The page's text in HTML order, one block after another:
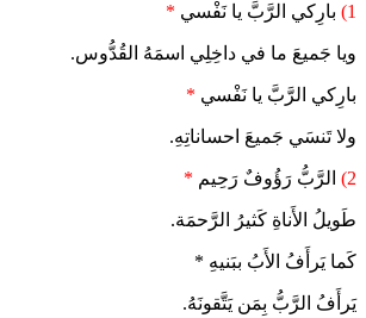
1) بارِكي الرَّبَّ يا نَفْسي *
ويا جَميعَ ما في داخِلِي اسمَهُ القُدُّوس.
بارِكي الرَّبَّ يا نَفْسي *
ولا تَنسَي جَميعَ احساناتِهِ.
2) الرَّبُّ رَؤُوفٌ رَحِيم *
طَويلُ الأَناةِ كَثيرُ الرَّحمَة.
كَما يَرأَفُ الأَبُ ببَنيهِ *
يَرأَفُ الرَّبُّ بِمَن يَتَّقونَهُ.